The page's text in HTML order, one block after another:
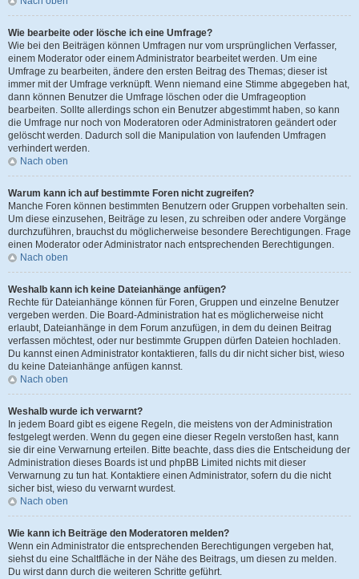
Wie bearbeite oder lösche ich eine Umfrage?
Wie bei den Beiträgen können Umfragen nur vom ursprünglichen Verfasser,
einem Moderator oder einem Administrator bearbeitet werden. Um eine
Umfrage zu bearbeiten, ändere den ersten Beitrag des Themas; dieser ist
immer mit der Umfrage verknüpft. Wenn niemand eine Stimme abgegeben hat,
dann können Benutzer die Umfrage löschen oder die Umfrageoption
bearbeiten. Sollte allerdings schon ein Benutzer abgestimmt haben, so kann
die Umfrage nur noch von Moderatoren oder Administratoren geändert oder
gelöscht werden. Dadurch soll die Manipulation von laufenden Umfragen
verhindert werden.
Nach oben
Warum kann ich auf bestimmte Foren nicht zugreifen?
Manche Foren können bestimmten Benutzern oder Gruppen vorbehalten sein.
Um diese einzusehen, Beiträge zu lesen, zu schreiben oder andere Vorgänge
durchzuführen, brauchst du möglicherweise besondere Berechtigungen. Frage
einen Moderator oder Administrator nach entsprechenden Berechtigungen.
Nach oben
Weshalb kann ich keine Dateianhänge anfügen?
Rechte für Dateianhänge können für Foren, Gruppen und einzelne Benutzer
vergeben werden. Die Board-Administration hat es möglicherweise nicht
erlaubt, Dateianhänge in dem Forum anzufügen, in dem du deinen Beitrag
verfassen möchtest, oder nur bestimmte Gruppen dürfen Dateien hochladen.
Du kannst einen Administrator kontaktieren, falls du dir nicht sicher bist, wieso
du keine Dateianhänge anfügen kannst.
Nach oben
Weshalb wurde ich verwarnt?
In jedem Board gibt es eigene Regeln, die meistens von der Administration
festgelegt werden. Wenn du gegen eine dieser Regeln verstoßen hast, kann
sie dir eine Verwarnung erteilen. Bitte beachte, dass dies die Entscheidung der
Administration dieses Boards ist und phpBB Limited nichts mit dieser
Verwarnung zu tun hat. Kontaktiere einen Administrator, sofern du die nicht
sicher bist, wieso du verwarnt wurdest.
Nach oben
Wie kann ich Beiträge den Moderatoren melden?
Wenn ein Administrator die entsprechenden Berechtigungen vergeben hat,
siehst du eine Schaltfläche in der Nähe des Beitrags, um diesen zu melden.
Du wirst dann durch die weiteren Schritte geführt.